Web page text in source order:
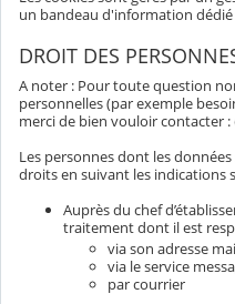
un bandeau d'information
DROIT DES
A noter : Pour toute question
personnelles (par exemple
merci de bien vouloir contacter :
Les personnes dont les
droits en suivant les indications
Auprès du chef
traitement dont il est
via son adresse
via le service
par courrier